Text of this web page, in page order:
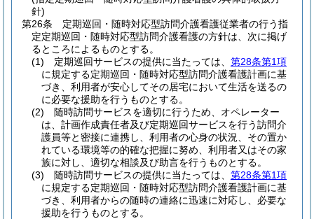
針)
第26条
定期巡回・随時対応型訪問介護看護従業者の行う指
定定期巡回・随時対応型訪問介護看護の方針は、次に掲げ
るところによるものとする。
(1)
定期巡回サービスの提供に当たっては、 第28条第1項
に規定する定期巡回・随時対応型訪問介護看護計画に基
づき、利用者が安心してその居宅において生活を送るの
に必要な援助を行うものとする。
(2)
随時訪問サービスを適切に行うため、オペレーター
は、計画作成責任者及び定期巡回サービスを行う訪問介
護員等と密接に連携し、利用者の心身の状況、その置か
れている環境等の的確な把握に努め、利用者又はその家
族に対し、適切な相談及び助言を行うものとする。
(3)
随時訪問サービスの提供に当たっては、 第28条第1項
に規定する定期巡回・随時対応型訪問介護看護計画に基
づき、利用者からの随時の連絡に迅速に対応し、必要な
援助を行うものとする。